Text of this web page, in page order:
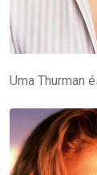
Uma Thurman